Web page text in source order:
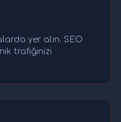
yer alın. SEO
trafiğinizi